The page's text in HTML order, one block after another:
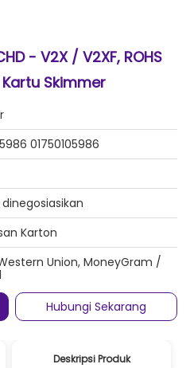
- V2X / V2XF, ROHS
Skimmer
01750105986
Karton
Union, MoneyGram /
Hubungi Sekarang
Deskripsi Produk